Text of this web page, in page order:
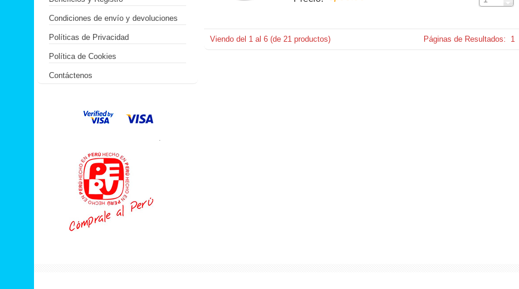
Viendo del 1 al 6 (de 21 productos) Páginas de Resultados: 1
Condiciones de envío y devoluciones
Políticas de Privacidad
Política de Cookies
Contáctenos
.